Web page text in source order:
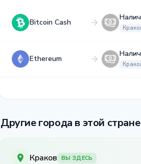
Bitcoin Cash
Ethereum
Другие города в этой стране
Краков ВЫ ЗДЕСЬ